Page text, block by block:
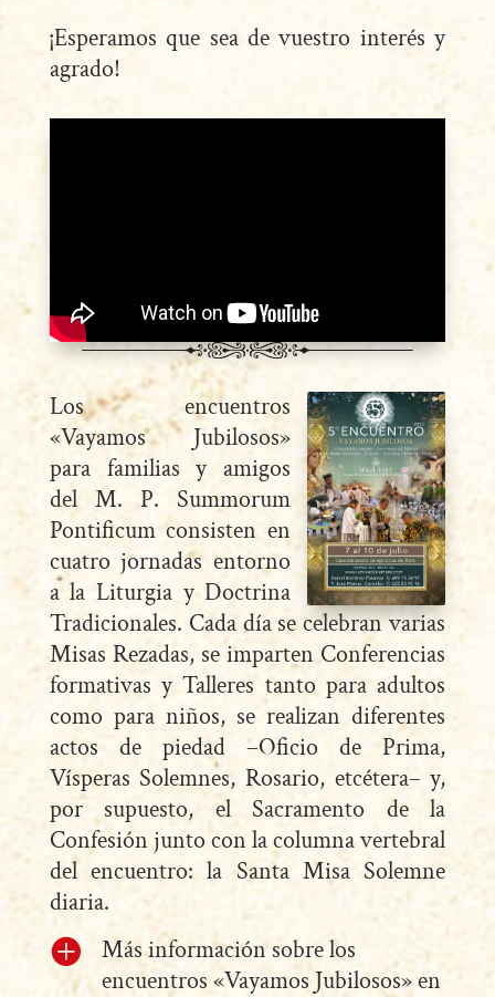
¡Esperamos que sea de vuestro interés y
agrado!
Los encuentros
«Vayamos Jubilosos»
para familias y amigos
del M. P. Summorum
Pontificum consisten en
cuatro jornadas entorno
a la Liturgia y Doctrina
Tradicionales. Cada día se celebran varias
Misas Rezadas, se imparten Conferencias
formativas y Talleres tanto para adultos
como para niños, se realizan diferentes
actos de piedad –Oficio de Prima,
Vísperas Solemnes, Rosario, etcétera– y,
por supuesto, el Sacramento de la
Confesión junto con la columna vertebral
del encuentro: la Santa Misa Solemne
diaria.

Más información sobre los
encuentros «Vayamos Jubilosos» en